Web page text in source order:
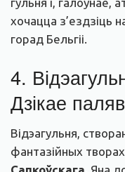
хочацца з’ездзіць
горад Бельгіі.
4.
Дзікае
Відэагульня,
фантазійных